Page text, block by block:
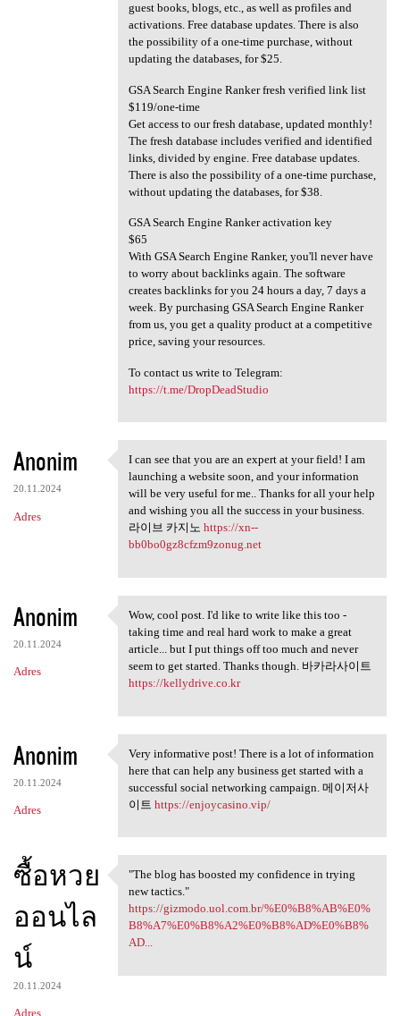
guest books, blogs, etc., as well as profiles and
activations. Free database updates. There is also
the possibility of a one-time purchase, without
updating the databases, for $25.
GSA Search Engine Ranker fresh verified link list
$119/one-time
Get access to our fresh database, updated monthly!
The fresh database includes verified and identified
links, divided by engine. Free database updates.
There is also the possibility of a one-time purchase,
without updating the databases, for $38.
GSA Search Engine Ranker activation key
$65
With GSA Search Engine Ranker, you'll never have
to worry about backlinks again. The software
creates backlinks for you 24 hours a day, 7 days a
week. By purchasing GSA Search Engine Ranker
from us, you get a quality product at a competitive
price, saving your resources.
To contact us write to Telegram:
https://t.me/DropDeadStudio
Anonim
20.11.2024
Adres
I can see that you are an
I can see that you are an expert at your field! I am
launching a website soon, and your information
will be very useful for me.. Thanks for all your help
and wishing you all the success in your business.
라이브 카지노 https://xn--
bb0bo0gz8cfzm9zonug.net
Anonim
20.11.2024
Adres
Wow, cool post. I'd like to
Wow, cool post. I'd like to write like this too -
taking time and real hard work to make a great
article... but I put things off too much and never
seem to get started. Thanks though. 바카라사이트
https://kellydrive.co.kr
Anonim
20.11.2024
Adres
Very informative post! There
Very informative post! There is a lot of information
here that can help any business get started with a
successful social networking campaign. 메이저사
이트 https://enjoycasino.vip/
ซื้อหวย
ออนไล
น์
20.11.2024
Adres
"The blog has boosted my
"The blog has boosted my confidence in trying
new tactics."
https://gizmodo.uol.com.br/%E0%B8%AB%E0%
B8%A7%E0%B8%A2%E0%B8%AD%E0%B8%
AD...